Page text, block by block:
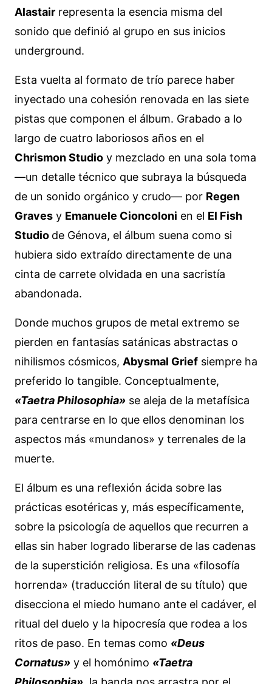
Alastair representa la esencia misma del
sonido que definió al grupo en sus inicios
underground.
Esta vuelta al formato de trío parece haber
inyectado una cohesión renovada en las siete
pistas que componen el álbum. Grabado a lo
largo de cuatro laboriosos años en el
Chrismon Studio y mezclado en una sola toma
—un detalle técnico que subraya la búsqueda
de un sonido orgánico y crudo— por Regen
Graves y Emanuele Cioncoloni en el El Fish
Studio de Génova, el álbum suena como si
hubiera sido extraído directamente de una
cinta de carrete olvidada en una sacristía
abandonada.
Donde muchos grupos de metal extremo se
pierden en fantasías satánicas abstractas o
nihilismos cósmicos, Abysmal Grief siempre ha
preferido lo tangible. Conceptualmente,
«Taetra Philosophia» se aleja de la metafísica
para centrarse en lo que ellos denominan los
aspectos más «mundanos» y terrenales de la
muerte.
El álbum es una reflexión ácida sobre las
prácticas esotéricas y, más específicamente,
sobre la psicología de aquellos que recurren a
ellas sin haber logrado liberarse de las cadenas
de la superstición religiosa. Es una «filosofía
horrenda» (traducción literal de su título) que
disecciona el miedo humano ante el cadáver, el
ritual del duelo y la hipocresía que rodea a los
ritos de paso. En temas como «Deus
Cornatus» y el homónimo «Taetra